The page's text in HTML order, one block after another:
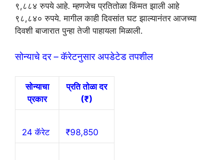
९,८८४ रुपये आहे. म्हणजेच प्रतितोळा किंमत झाली आहे
९८,८४० रुपये. मागील काही दिवसांत घट झाल्यानंतर आजच्या
दिवशी बाजारात पुन्हा तेजी पाहायला मिळाली.
सोन्याचे दर – कॅरेटनुसार अपडेटेड तपशील
सोन्याचा
प्रकार
प्रति तोळा दर
(₹)
24 कॅरेट ₹98,850